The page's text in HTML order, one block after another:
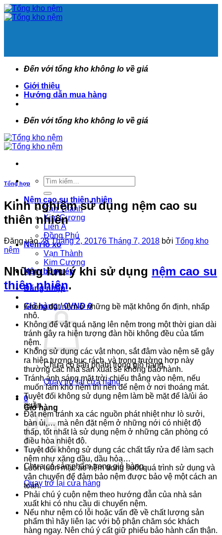
Bỏ
qua
Đến với tổng kho không lo về giá
Giới thiệu
Hướng dẫn mua hàng
Đến với tổng kho không lo về giá
Tìm
kiếm:
Nệm cao su thiên nhiên
Vạn Thành
Kim Cương
Liên Á
Đồng Phú
Nệm lò xo
Vạn Thành
Kim Cương
Nệm bông ép
Đăng nhập
Giỏ hàng /0VND 0
Chưa có sản phẩm trong giỏ hàng.
Quay trở lại cửa hàng
0
Giỏ hàng
Chưa có sản phẩm trong giỏ hàng.
Quay trở lại cửa hàng
Tổng hợp
Kinh nghiệm sử dụng nệm cao su
thiên nhiên
Đăng vào28 Tháng 2, 20176 Tháng 7, 2018 bởi Tổng kho
nệm
Những lưu ý khi sử dụng nệm cao su
thiên nhiên.
Không đặt nệm ở những bề mặt không ổn định, nhấp
nhô.
Không để vật quá nặng lên nệm trong một thời gian dài
tránh gây ra hiện tượng đàn hồi không đều của tấm
nệm.
Không sử dụng các vật nhọn, sắt đâm vào nệm sẽ gây
ra hiện tượng bục rách, và trong trường hợp này
thường các nhà sản xuất sẽ không bảo hành.
Tránh ánh sáng mặt trời chiếu thẳng vào nệm, nếu
muốn làm khô nệm thì nên để nệm ở nơi thoáng mát.
Tuyệt đối không sử dụng nệm làm bề mặt để là/ủi áo
quần.
Đặt nệm tránh xa các nguồn phát nhiệt như lò sưởi,
bàn ủi,… mà nên đặt nệm ở những nới có nhiệt độ
thấp, tốt nhất là sử dụng nệm ở những căn phòng có
điều hòa nhiệt độ.
Tuyệt đối không sử dụng các chất tẩy rửa để làm sạch
nệm như xăng dầu, dầu hỏa…
Luôn luôn mặc áo nệm trong suốt quá trình sử dụng và
vận chuyển để đảm bảo nệm được bảo vệ một cách an
toàn.
Phải chú ý cuộn nệm theo hướng đẫn của nhà sản
xuất khi có nhu cầu di chuyển nệm.
Nếu như nệm có lỗi hoặc vấn đề về chất lượng sản
phẩm thì hãy liên lạc với bộ phận chăm sóc khách
hàng ngay. Nên chú ý cất giữ phiếu bảo hành cẩn thận.